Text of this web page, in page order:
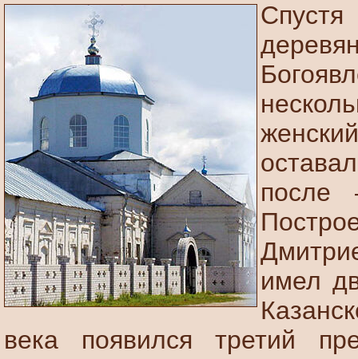
после
имел
века появился третий